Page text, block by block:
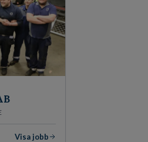
en unik,
nordisk
Stockholm är
Visa jobb